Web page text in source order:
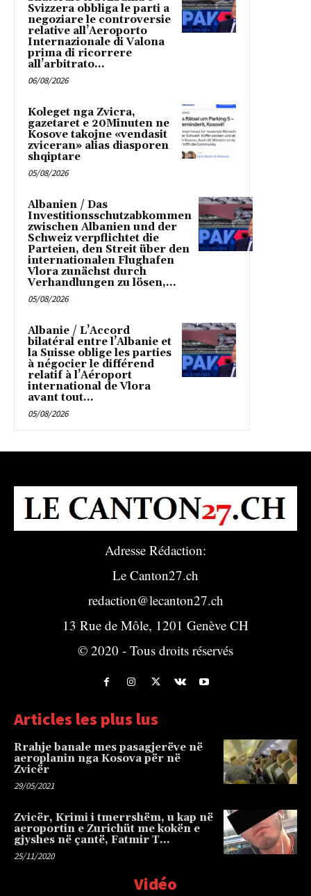
Svizzera obbliga le parti a
negoziare le controversie
relative all’Aeroporto
Internazionale di Valona
prima di ricorrere
all’arbitrato...
06/08/2026
Koleget nga Zvicra,
gazetaret e 20Minuten ne
Kosove takojne «vendasit
zviceran» alias diasporen
shqiptare
05/08/2026
Albanien / Das
Investitionsschutzabkommen
zwischen Albanien und der
Schweiz verpflichtet die
Parteien, den Streit über den
internationalen Flughafen
Vlora zunächst durch
Verhandlungen zu lösen,...
05/08/2026
Albanie / L’Accord
bilatéral entre l’Albanie et
la Suisse oblige les parties
à négocier le différend
relatif à l’Aéroport
international de Vlora
avant tout...
05/08/2026
Adresse Rédaction:
Le Canton27.ch
redaction@lecanton27.ch
13 Rue de Môle, 1201 Genève CH
© 2020 - Tous droits réservés
Articles les plus lus
Rrahje banale mes pasagjerëve në
aeroplanin nga Kosova për në
Zvicër
29/05/2021
Zvicër, Krimi i tmerrshëm, u kap në
aeroportin e Zurichüt me kokën e
gjyshes në çantë, Fatmir T…
25/11/2020
Vidéo